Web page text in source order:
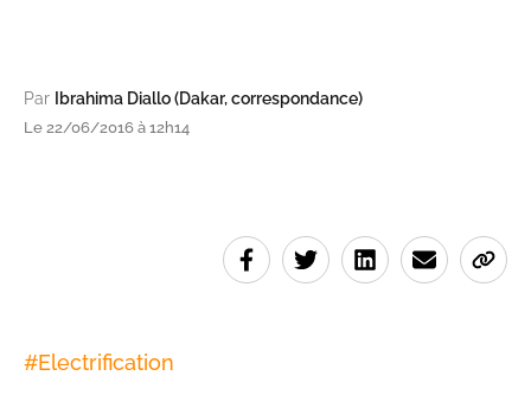
Par Ibrahima Diallo (Dakar, correspondance)
Le 22/06/2016 à 12h14
#Electrification